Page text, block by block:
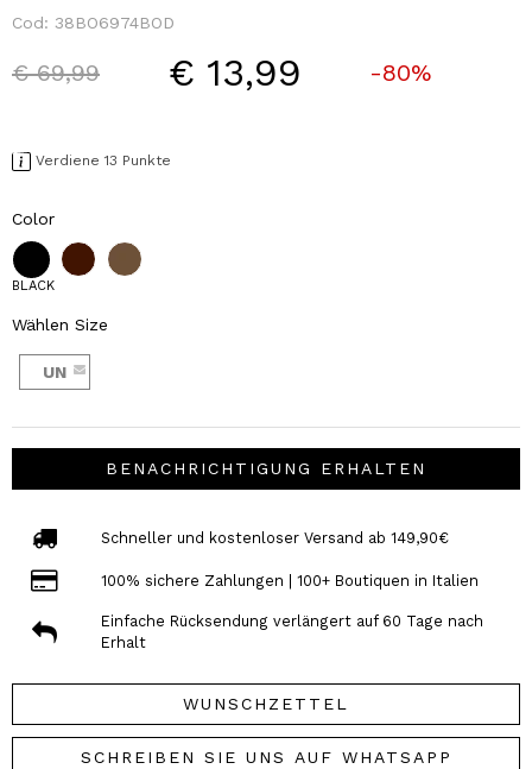
Cod: 38BO6974BOD
Price reduced from
€ 69,99to € 13,99 -80%
Verdiene 13 Punkte
Color
BLACK
Wählen Size
UN
BENACHRICHTIGUNG ERHALTEN
Schneller und kostenloser Versand ab 149,90€
100% sichere Zahlungen | 100+ Boutiquen in Italien
Einfache Rücksendung verlängert auf 60 Tage nach
Erhalt
WUNSCHZETTEL
SCHREIBEN SIE UNS AUF WHATSAPP